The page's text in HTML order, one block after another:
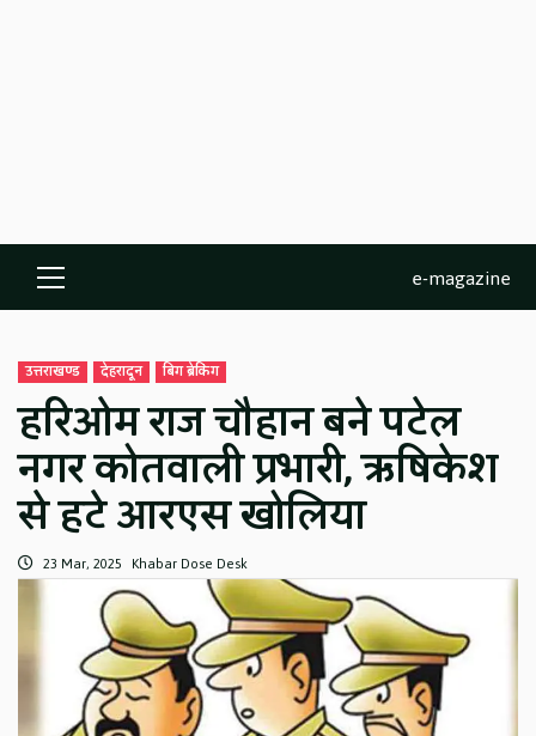
Primary
Menu
e-magazine
उत्तराखण्ड देहरादून बिग ब्रेकिंग
हरिओम राज चौहान बने पटेल
नगर कोतवाली प्रभारी, ऋषिकेश
से हटे आरएस खोलिया
23 Mar, 2025 Khabar Dose Desk